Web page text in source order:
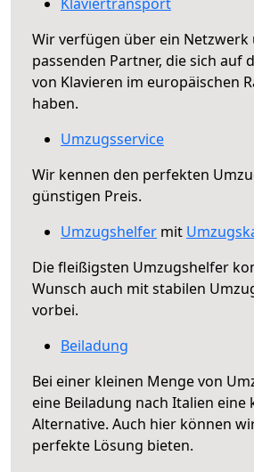
Wir verfügen über ein Netzwerk
passenden Partner, die sich auf
von Klavieren im europäischen
haben.
Umzugsservice
Wir kennen den perfekten
günstigen Preis.
Umzugshelfer mit
Die fleißigsten Umzugshelfer
Wunsch auch mit stabilen
vorbei.
Beiladung
Bei einer kleinen Menge von
eine Beiladung nach Italien
Alternative. Auch hier können
perfekte Lösung bieten.